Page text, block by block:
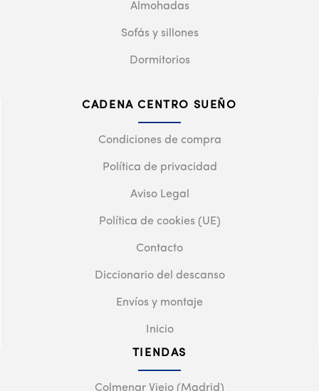
Almohadas
Sofás y sillones
Dormitorios
CADENA CENTRO SUEÑO
Condiciones de compra
Política de privacidad
Aviso Legal
Política de cookies (UE)
Contacto
Diccionario del descanso
Envíos y montaje
Inicio
TIENDAS
Colmenar Viejo (Madrid)